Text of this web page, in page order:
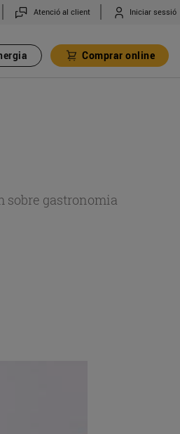
Atenció al client Iniciar sessió
Comprar online
sobre gastronomia